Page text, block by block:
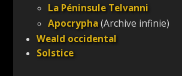
La Péninsule Telvanni
Apocrypha(Archive infinie)
Weald occidental
Solstice